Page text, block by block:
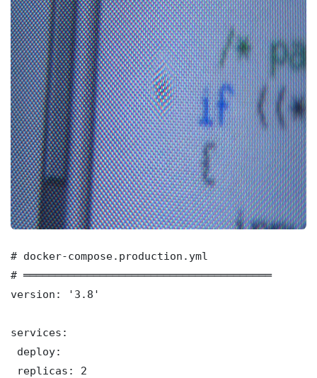
# docker-compose.production.yml
# ═══════════════════════════════════════
version: '3.8'
services:
deploy:
replicas: 2